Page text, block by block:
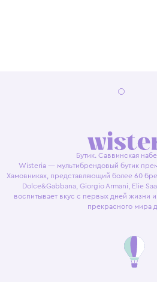
Бутик. Саввинская
Wisteria — мультибрендовый бутик
Хамовниках, представляющий более 60
Dolce&Gabbana, Giorgio Armani, Elie
воспитывает вкус с первых дней жизни
прекрасного мира